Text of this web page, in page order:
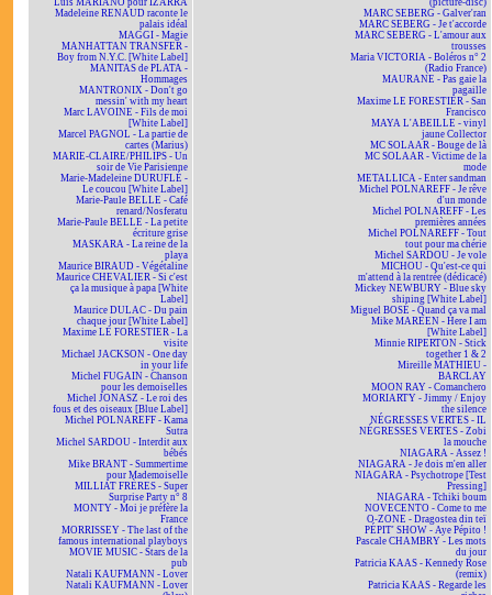
Luis MARIANO pour IZARRA
Madeleine RENAUD raconte le
palais idéal
MAGGI - Magie
MANHATTAN TRANSFER -
Boy from N.Y.C. [White Label]
MANITAS de PLATA -
Hommages
MANTRONIX - Don't go
messin' with my heart
Marc LAVOINE - Fils de moi
[White Label]
Marcel PAGNOL - La partie de
cartes (Marius)
MARIE-CLAIRE/PHILIPS - Un
soir de Vie Parisienne
Marie-Madeleine DURUFLÉ -
Le coucou [White Label]
Marie-Paule BELLE - Café
renard/Nosferatu
Marie-Paule BELLE - La petite
écriture grise
MASKARA - La reine de la
playa
Maurice BIRAUD - Végétaline
Maurice CHEVALIER - Si c'est
ça la musique à papa [White
Label]
Maurice DULAC - Du pain
chaque jour [White Label]
Maxime LE FORESTIER - La
visite
Michael JACKSON - One day
in your life
Michel FUGAIN - Chanson
pour les demoiselles
Michel JONASZ - Le roi des
fous et des oiseaux [Blue Label]
Michel POLNAREFF - Kama
Sutra
Michel SARDOU - Interdit aux
bébés
Mike BRANT - Summertime
pour Mademoiselle
MILLIAT FRÈRES - Super
Surprise Party n° 8
MONTY - Moi je préfère la
France
MORRISSEY - The last of the
famous international playboys
MOVIE MUSIC - Stars de la
pub
Natali KAUFMANN - Lover
Natali KAUFMANN - Lover
(picture-disc)
MARC SEBERG - Galver'ran
MARC SEBERG - Je t'accorde
MARC SEBERG - L'amour aux
trousses
Maria VICTORIA - Boléros n° 2
(Radio France)
MAURANE - Pas gaie la
pagaille
Maxime LE FORESTIER - San
Francisco
MAYA L'ABEILLE - vinyl
jaune Collector
MC SOLAAR - Bouge de là
MC SOLAAR - Victime de la
mode
METALLICA - Enter sandman
Michel POLNAREFF - Je rêve
d'un monde
Michel POLNAREFF - Les
premières années
Michel POLNAREFF - Tout
tout pour ma chérie
Michel SARDOU - Je vole
MICHOU - Qu'est-ce qui
m'attend à la rentrée (dédicacé)
Mickey NEWBURY - Blue sky
shining [White Label]
Miguel BOSÉ - Quand ça va mal
Mike MAREEN - Here I am
[White Label]
Minnie RIPERTON - Stick
together 1 & 2
Mireille MATHIEU -
BARCLAY
MOON RAY - Comanchero
MORIARTY - Jimmy / Enjoy
the silence
NÉGRESSES VERTES - IL
NÉGRESSES VERTES - Zobi
la mouche
NIAGARA - Assez !
NIAGARA - Je dois m'en aller
NIAGARA - Psychotrope [Test
Pressing]
NIAGARA - Tchiki boum
NOVECENTO - Come to me
O-ZONE - Dragostea din teï
PÉPIT' SHOW - Aye Pépito !
Pascale CHAMBRY - Les mots
du jour
Patricia KAAS - Kennedy Rose
(remix)
Patricia KAAS - Regarde les